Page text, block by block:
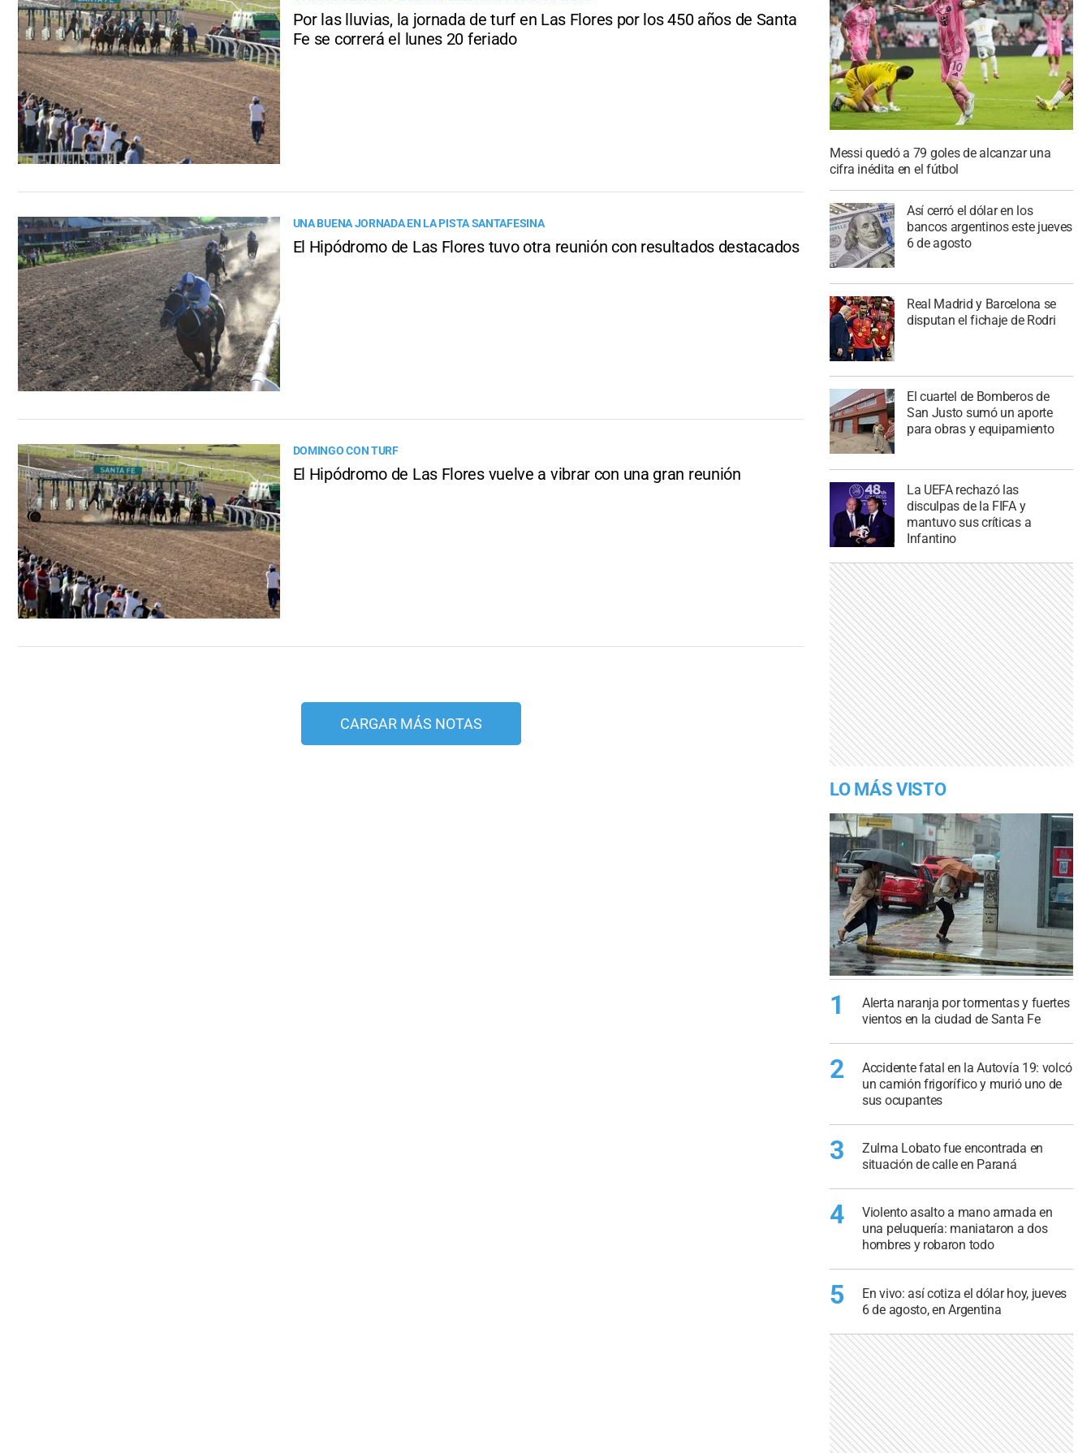
Por las lluvias, la jornada de turf en Las Flores por los 450 años de Santa
Fe se correrá el lunes 20 feriado
UNA BUENA JORNADA EN LA PISTA SANTAFESINA
El Hipódromo de Las Flores tuvo otra reunión con resultados destacados
DOMINGO CON TURF
El Hipódromo de Las Flores vuelve a vibrar con una gran reunión
CARGAR MÁS NOTAS
Messi quedó a 79 goles de alcanzar una
cifra inédita en el fútbol
Así cerró el dólar en los
bancos argentinos este jueves
6 de agosto
Real Madrid y Barcelona se
disputan el fichaje de Rodri
El cuartel de Bomberos de
San Justo sumó un aporte
para obras y equipamiento
La UEFA rechazó las
disculpas de la FIFA y
mantuvo sus críticas a
Infantino
LO MÁS VISTO
1
Alerta naranja por tormentas y fuertes
vientos en la ciudad de Santa Fe
2
Accidente fatal en la Autovía 19: volcó
un camión frigorífico y murió uno de
sus ocupantes
3
Zulma Lobato fue encontrada en
situación de calle en Paraná
4
Violento asalto a mano armada en
una peluquería: maniataron a dos
hombres y robaron todo
5
En vivo: así cotiza el dólar hoy, jueves
6 de agosto, en Argentina